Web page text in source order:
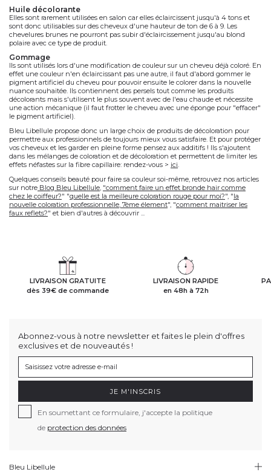
huile décolorante
Elles sont rarement utilisées en salon car elles éclaircissent jusqu'à 4 tons et
sont donc utilisables sur des cheveux d'une hauteur de ton de 6 à 9. Les
chevelures brunes ne pourront pas subir d'éclaircissement jusqu'au blond
polaire avec ce type de produit.
gommage
Ils sont utilisés lors d'une modification de couleur sur un cheveu déjà coloré. En
effet une couleur n'en éclaircissant pas une autre, il faut d'abord gommer le
pigment artificiel du cheveu pour pouvoir ensuite le colorer dans la nouvelle
nuance souhaitée. Ils contiennent des persels tout comme les produits
décolorants mais s'utilisent le plus souvent avec de l'eau chaude et nécessite
une action mécanique (il faut frotter le cheveu avec une éponge pour "effacer"
le pigment artificiel).
Bleu Libellule propose donc un large choix de produits de décoloration pour
permettre aux professionnels de toujours mieux vous satisfaire. Et pour protéger
vos cheveux et les garder en pleine forme pensez aux additifs ! Ils s'ajoutent
dans les mélanges de coloration et de décoloration et permettent de limiter les
effets néfastes sur la fibre capillaire: rendez-vous > ici
Quelques conseils beauté pour faire sa couleur soi-même, retrouvez nos articles
sur notre Blog Bleu Libellule "comment faire un effet bronde hair comme
chez le coiffeur?" "quelle est la meilleure coloration rouge pour moi?", "la
nouvelle coloration professionnelle, 7ème élement", "comment maitriser les
faux reflets?" et bien d'autres à découvrir ...
LIVRAISON GRATUITE
dès 39€ de commande
LIVRAISON RAPIDE
en 48h à 72h
Abonnez-vous à notre newsletter et faites le plein d'offres
exclusives et de nouveautés !
JE M'INSCRIS
En soumettant ce formulaire, j'accepte la politique
de protection des données
Bleu Libellule